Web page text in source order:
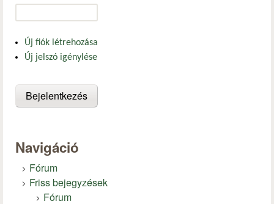
Új fiók létrehozása
Új jelszó igénylése
Navigáció
Fórum
Friss bejegyzések
Fórum